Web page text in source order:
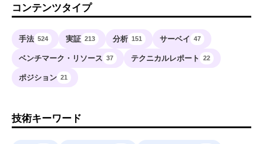
コンテンツタイプ
手法 524 実証 213 分析 151 サーベイ 47
ベンチマーク・リソース 37 テクニカルレポート 22
ポジション 21
技術キーワード